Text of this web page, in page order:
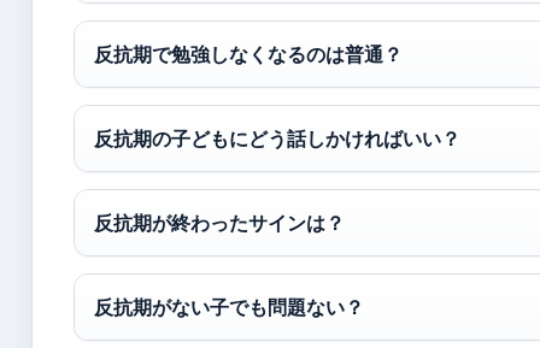
反抗期で勉強しなくなるのは普通？
反抗期の子どもにどう話しかければいい？
反抗期が終わったサインは？
反抗期がない子でも問題ない？